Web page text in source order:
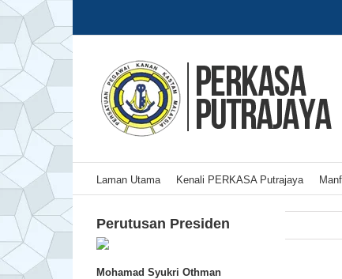
Skip
content
Laman Utama Kenali PERKASA Putrajaya
Perutusan Presiden
Mohamad Syukri Othman